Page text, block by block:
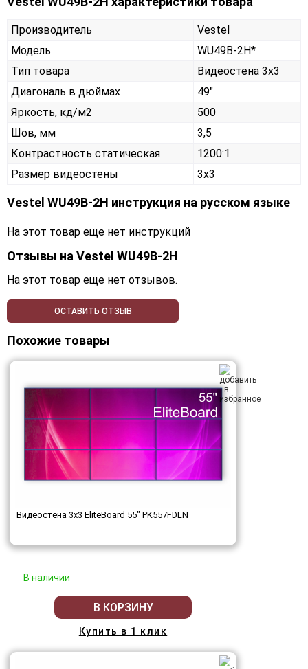
Производитель
Vestel
Модель
WU49B-2H*
Тип товара
Видеостена 3х3
Диагональ в дюймах
49"
Яркость, кд/м2
500
Шов, мм
3,5
Контрастность статическая
1200:1
Размер видеостены
3x3
Vestel WU49B-2H инструкция на русском языке
На этот товар еще нет инструкций
Отзывы наVestel WU49B-2H
На этот товар еще нет отзывов.
ОСТАВИТЬ ОТЗЫВ
Похожие товары
Видеостена 3x3 EliteBoard 55" PK557FDLN
В наличии
В КОРЗИНУ
Купить в 1 клик